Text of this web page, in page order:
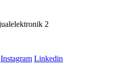
Instagram Linkedin